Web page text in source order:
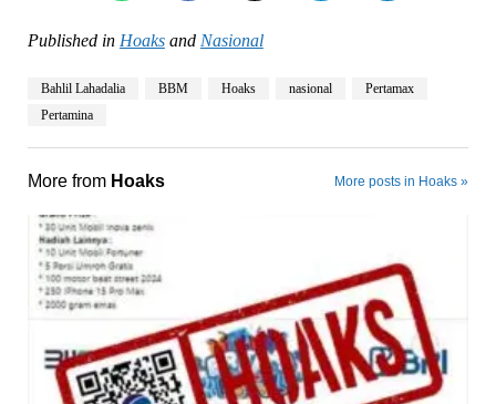
Published in Hoaksand Nasional
Bahlil Lahadalia BBM Hoaks nasional
Pertamax
Pertamina
More from Hoaks More posts in Hoaks »